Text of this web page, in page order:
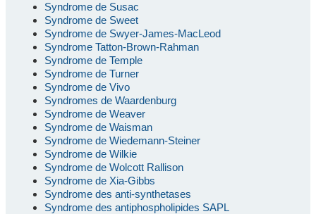
Syndrome de Susac
Syndrome de Sweet
Syndrome de Swyer-James-MacLeod
Syndrome Tatton-Brown-Rahman
Syndrome de Temple
Syndrome de Turner
Syndrome de Vivo
Syndromes de Waardenburg
Syndrome de Weaver
Syndrome de Waisman
Syndrome de Wiedemann-Steiner
Syndrome de Wilkie
Syndrome de Wolcott Rallison
Syndrome de Xia-Gibbs
Syndrome des anti-synthetases
Syndrome des antiphospholipides SAPL